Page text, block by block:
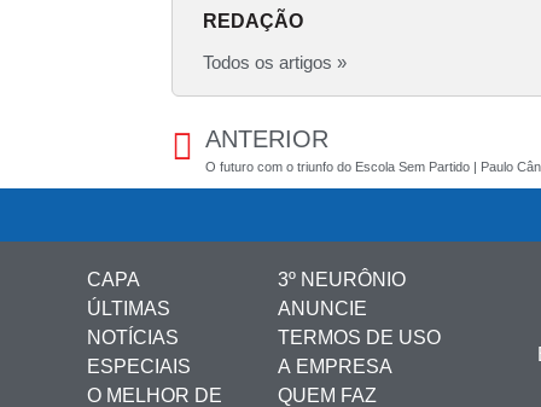
REDAÇÃO
Todos os artigos »
ANTERIOR
O futuro com o triunfo do Escola Sem Partido | Paulo
CAPA
ÚLTIMAS
NOTÍCIAS
ESPECIAIS
O MELHOR DE
3º NEURÔNIO
ANUNCIE
TERMOS DE USO
A EMPRESA
QUEM FAZ